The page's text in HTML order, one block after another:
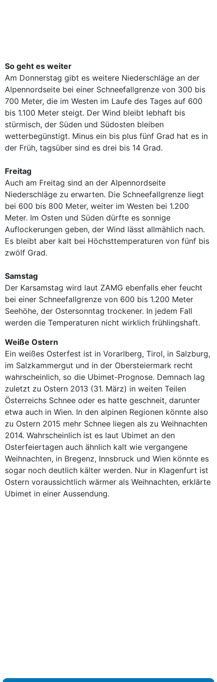
So geht es weiter
Am Donnerstag gibt es weitere Niederschläge an der
Alpennordseite bei einer Schneefallgrenze von 300 bis
700 Meter, die im Westen im Laufe des Tages auf 600
bis 1.100 Meter steigt. Der Wind bleibt lebhaft bis
stürmisch, der Süden und Südosten bleiben
wetterbegünstigt. Minus ein bis plus fünf Grad hat es in
der Früh, tagsüber sind es drei bis 14 Grad.
Freitag
Auch am Freitag sind an der Alpennordseite
Niederschläge zu erwarten. Die Schneefallgrenze liegt
bei 600 bis 800 Meter, weiter im Westen bei 1.200
Meter. Im Osten und Süden dürfte es sonnige
Auflockerungen geben, der Wind lässt allmählich nach.
Es bleibt aber kalt bei Höchsttemperaturen von fünf bis
zwölf Grad.
Samstag
Der Karsamstag wird laut ZAMG ebenfalls eher feucht
bei einer Schneefallgrenze von 600 bis 1.200 Meter
Seehöhe, der Ostersonntag trockener. In jedem Fall
werden die Temperaturen nicht wirklich frühlingshaft.
Weiße Ostern
Ein weißes Osterfest ist in Vorarlberg, Tirol, in Salzburg,
im Salzkammergut und in der Obersteiermark recht
wahrscheinlich, so die Ubimet-Prognose. Demnach lag
zuletzt zu Ostern 2013 (31. März) in weiten Teilen
Österreichs Schnee oder es hatte geschneit, darunter
etwa auch in Wien. In den alpinen Regionen könnte also
zu Ostern 2015 mehr Schnee liegen als zu Weihnachten
2014. Wahrscheinlich ist es laut Ubimet an den
Osterfeiertagen auch ähnlich kalt wie vergangene
Weihnachten, in Bregenz, Innsbruck und Wien könnte es
sogar noch deutlich kälter werden. Nur in Klagenfurt ist
Ostern voraussichtlich wärmer als Weihnachten, erklärte
Ubimet in einer Aussendung.